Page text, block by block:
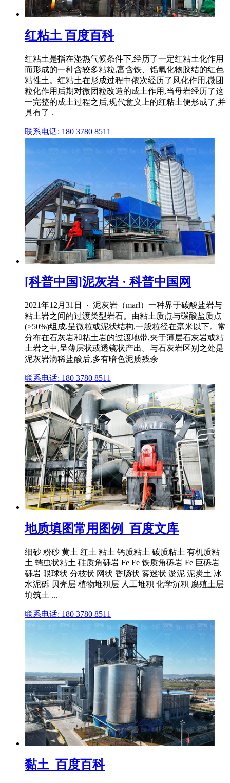
红粘土 百度百科
红粘土是指在湿热气候条件下,经历了一定红粘土化作用
而形成的一种含较多粘粒,富含铁、铝氧化物胶结的红色
粘性土。红粘土在形成过程中依次经历了风化作用,微团
粒化作用后期对微团粒改造的成土作用,当母岩经历了这
一完整的成土过程之后,现代意义上的红粘土便形成了,并
具有了 .
联系电话: 180 3780 8511
[科普中国]泥灰岩 · 科普中国网
2021年12月31日 · 泥灰岩（marl）一种界于碳酸盐岩与
粘土岩之间的过渡类型岩石。由粘土质点与碳酸盐质点
(>50%)组成,呈微粒或泥状结构,一般粒径在毫米以下。常
分布在石灰岩和粘土岩的过渡地带,夹于薄层石灰岩或粘
土岩之中,呈薄层状或透镜状产出。与石灰岩区别之处是
泥灰岩滴稀盐酸后,多有暗色泥质残余
联系电话: 180 3780 8511
地质填图常用图例_百度文库
细砂 粉砂 黄土 红土 粘土 钙质粘土 碳质粘土 有机质粘
土 蠕虫状粘土 硅质角砾岩 Fe Fe 铁质角砾岩 Fe 巨砾岩
砾岩 眼球状 分枝状 网状 香肠状 雾迷状 淤泥 泥炭土 冰
水泥砾 贝壳层 植物堆积层 人工堆积 化学沉积 腐殖土层
填筑土 ...
联系电话: 180 3780 8511
黏土_百度百科